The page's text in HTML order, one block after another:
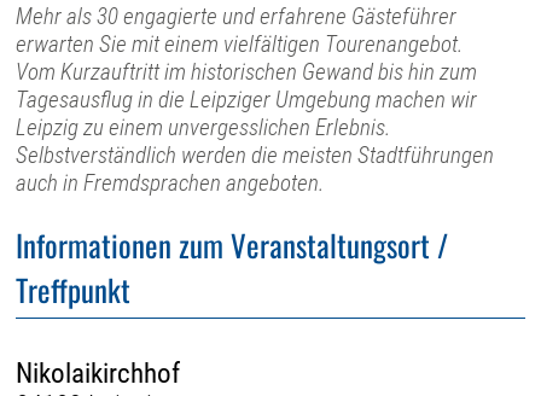
Mehr als 30 engagierte und erfahrene Gästeführer
erwarten Sie mit einem vielfältigen Tourenangebot.
Vom Kurzauftritt im historischen Gewand bis hin zum
Tagesausflug in die Leipziger Umgebung machen wir
Leipzig zu einem unvergesslichen Erlebnis.
Selbstverständlich werden die meisten Stadtführungen
auch in Fremdsprachen angeboten.
Informationen zum Veranstaltungsort /
Treffpunkt
Nikolaikirchhof